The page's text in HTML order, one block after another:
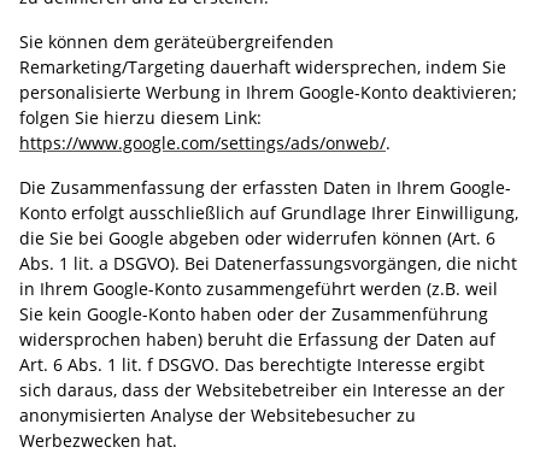
Sie können dem geräteübergreifenden
Remarketing/Targeting dauerhaft widersprechen, indem Sie
personalisierte Werbung in Ihrem Google-Konto deaktivieren;
folgen Sie hierzu diesem Link:
https://www.google.com/settings/ads/onweb/.
Die Zusammenfassung der erfassten Daten in Ihrem Google-
Konto erfolgt ausschließlich auf Grundlage Ihrer Einwilligung,
die Sie bei Google abgeben oder widerrufen können (Art. 6
Abs. 1 lit. a DSGVO). Bei Datenerfassungsvorgängen, die nicht
in Ihrem Google-Konto zusammengeführt werden (z.B. weil
Sie kein Google-Konto haben oder der Zusammenführung
widersprochen haben) beruht die Erfassung der Daten auf
Art. 6 Abs. 1 lit. f DSGVO. Das berechtigte Interesse ergibt
sich daraus, dass der Websitebetreiber ein Interesse an der
anonymisierten Analyse der Websitebesucher zu
Werbezwecken hat.